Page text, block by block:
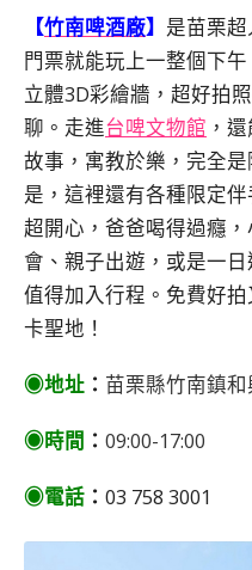
【竹南啤酒廠】 是苗栗
門票就能玩上一整個下
立體3D彩繪牆，超好拍
聊。走進台啤文物館 ，
故事，寓教於樂，完全
是，這裡還有各種限定
超開心，爸爸喝得過癮
會、親子出遊，或是一日
值得加入行程。免費好
卡聖地！
◉地址 ： 苗栗縣竹南鎮
◉時間 ： 09:00-17:00
◉電話 ： 03 758 3001